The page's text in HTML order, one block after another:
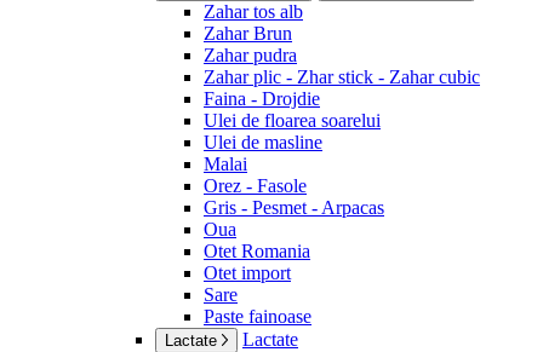
Zahar tos alb
Zahar Brun
Zahar pudra
Zahar plic - Zhar stick - Zahar cubic
Faina - Drojdie
Ulei de floarea soarelui
Ulei de masline
Malai
Orez - Fasole
Gris - Pesmet - Arpacas
Oua
Otet Romania
Otet import
Sare
Paste fainoase
Lactate Lactate